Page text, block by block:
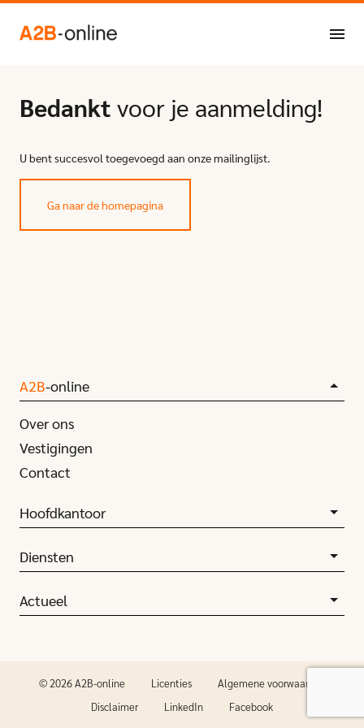
NL
EN
Bedankt voor je aanmelding!
U bent succesvol toegevoegd aan onze mailinglijst.
Ga naar de homepagina
A2B-online
Over ons
Vestigingen
Contact
Hoofdkantoor
Diensten
Actueel
© 2026 A2B-online Licenties
Algemene voorwaarden
Disclaimer
LinkedIn Facebook